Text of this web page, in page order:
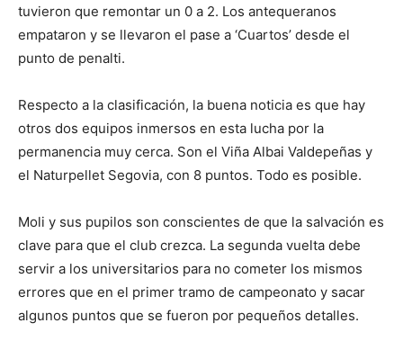
tuvieron que remontar un 0 a 2. Los antequeranos
empataron y se llevaron el pase a ‘Cuartos’ desde el
punto de penalti.
Respecto a la clasificación, la buena noticia es que hay
otros dos equipos inmersos en esta lucha por la
permanencia muy cerca. Son el Viña Albai Valdepeñas y
el Naturpellet Segovia, con 8 puntos. Todo es posible.
Moli y sus pupilos son conscientes de que la salvación es
clave para que el club crezca. La segunda vuelta debe
servir a los universitarios para no cometer los mismos
errores que en el primer tramo de campeonato y sacar
algunos puntos que se fueron por pequeños detalles.